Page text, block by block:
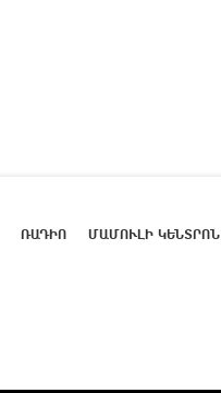
ՌԱԴԻՈ ՄԱՄՈՒԼԻ ԿԵՆՏՐՈՆ